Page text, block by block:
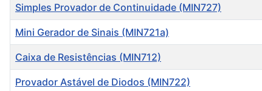
Título
Simples Provador de Continuidade (MIN727)
Mini Gerador de Sinais (MIN721a)
Caixa de Resistências (MIN712)
Provador Astável de Diodos (MIN722)